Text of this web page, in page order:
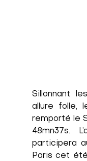
Sillonnant
allure folle,
remporté le
48mn37s.
participera
Paris cet